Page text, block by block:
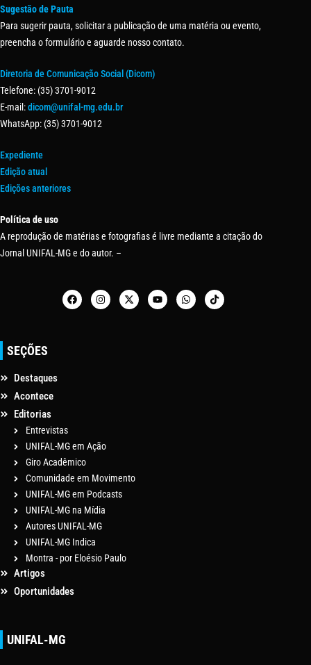
Sugestão de Pauta
Para sugerir pauta, solicitar a publicação de uma matéria ou evento,
preencha o formulário e aguarde nosso contato.
Diretoria de Comunicação Social (Dicom)
Telefone: (35) 3701-9012
E-mail:dicom@unifal-mg.edu.br
WhatsApp: (35) 3701-9012
Expediente
Edição atual
Edições anteriores
Política de uso
A reprodução de matérias e fotografias é livre mediante a citação do
Jornal UNIFAL-MG e do autor. –
SEÇÕES
Destaques
Acontece
Editorias
Entrevistas
UNIFAL-MG em Ação
Giro Acadêmico
Comunidade em Movimento
UNIFAL-MG em Podcasts
UNIFAL-MG na Mídia
Autores UNIFAL-MG
UNIFAL-MG Indica
Montra - por Eloésio Paulo
Artigos
Oportunidades
UNIFAL-MG